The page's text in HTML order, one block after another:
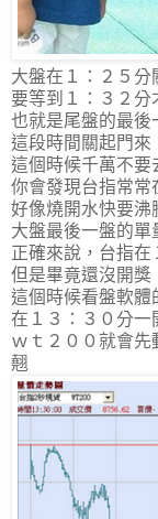
大盤在１：２５分
要等到１：３２分
也就是尾盤的最後
這段時間關起門來
這個時候千萬不要
你會發現台指常常
好像燒開水快要沸
大盤最後一盤的單
正確來說，台指在
但是畢竟還沒開獎
這個時候看盤軟體
在１３：３０分一
ｗｔ２００就會先
翹